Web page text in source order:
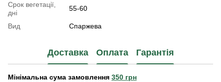
Срок вегетації,
дні
55-60
Вид Спаржева
Доставка Оплата Гарантія
Мінімальна сума замовлення 350 грн